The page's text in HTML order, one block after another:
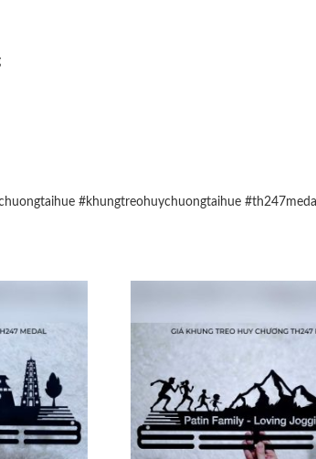
#khungtreohuychuongtaihue